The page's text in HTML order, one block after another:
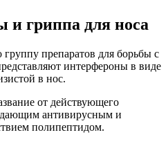
и гриппа для носа
препаратов для борьбы с
интерфероны в виде
в нос.
от действующего
антивирусным и
полипептидом.